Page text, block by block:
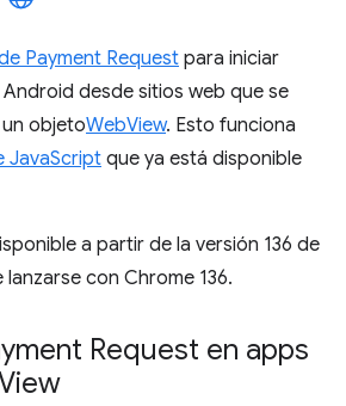
Payment Request para iniciar
desde sitios web que se
objetoWebView. Esto funciona
JavaScript que ya está disponible
a partir de la versión 136 de
lanzarse con Chrome 136.
Request en apps